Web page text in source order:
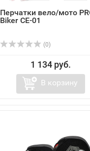
Перчатки вело/мото
Biker CE-01
(0)
1 134 руб.
В корзину